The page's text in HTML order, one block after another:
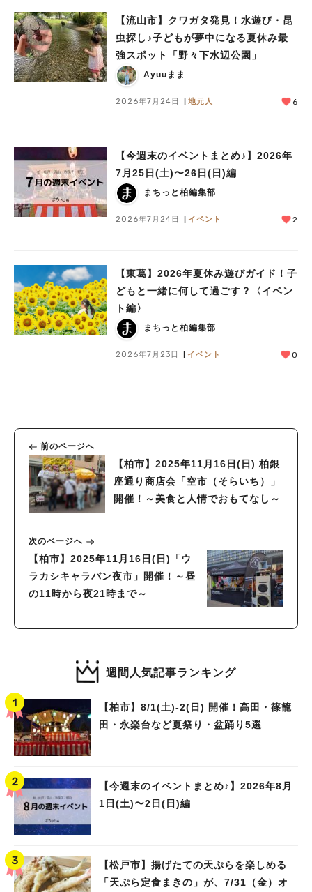
【流山市】クワガタ発見！水遊び・昆
虫探し♪子どもが夢中になる夏休み最
強スポット「野々下水辺公園」
Ayuuまま
2026年7月24日 地元人 6
【今週末のイベントまとめ♪】2026年
7月25日(土)〜26日(日)編
まちっと柏編集部
2026年7月24日 イベント 2
【東葛】2026年夏休み遊びガイド！子
どもと一緒に何して過ごす？〈イベン
ト編〉
まちっと柏編集部
2026年7月23日 イベント 0
前のページへ
【柏市】2025年11月16日(日) 柏銀
座通り商店会「空市（そらいち）」
開催！～美食と人情でおもてなし～
次のページへ
【柏市】2025年11月16日(日)「ウ
ラカシキャラバン夜市」開催！～昼
の11時から夜21時まで～
週間人気記事ランキング
【柏市】8/1(土)‐2(日) 開催！高田・篠籠
田・永楽台など夏祭り・盆踊り5選
【今週末のイベントまとめ♪】2026年8月
1日(土)〜2日(日)編
【松戸市】揚げたての天ぷらを楽しめる
「天ぷら定食まきの」が、7/31（金）オ